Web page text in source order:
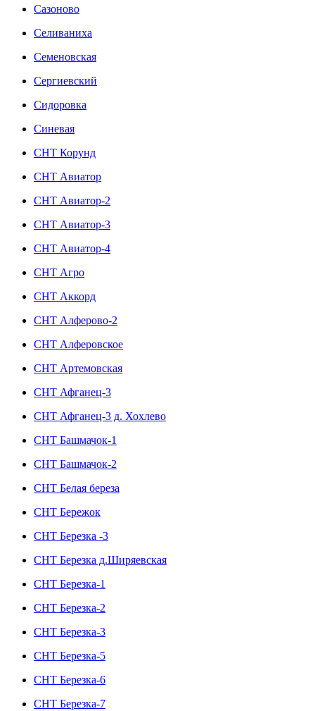
Сазоново
Селиваниха
Семеновская
Сергиевский
Сидоровка
Синевая
СНТ Корунд
СНТ Авиатор
СНТ Авиатор-2
СНТ Авиатор-3
СНТ Авиатор-4
СНТ Агро
СНТ Аккорд
СНТ Алферово-2
СНТ Алферовское
СНТ Артемовская
СНТ Афганец-3
СНТ Афганец-3 д. Хохлево
СНТ Башмачок-1
СНТ Башмачок-2
СНТ Белая береза
СНТ Бережок
СНТ Березка -3
СНТ Березка д.Ширяевская
СНТ Березка-1
СНТ Березка-2
СНТ Березка-3
СНТ Березка-5
СНТ Березка-6
СНТ Березка-7